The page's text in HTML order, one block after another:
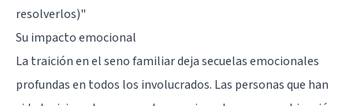
resolverlos)"
Su impacto emocional
La traición en el seno familiar deja secuelas emocionales
profundas en todos los involucrados. Las personas que han